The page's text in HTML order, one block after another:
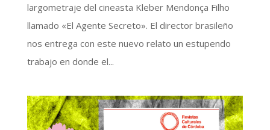
largometraje del cineasta Kleber Mendonça Filho
llamado «El Agente Secreto». El director brasileño
nos entrega con este nuevo relato un estupendo
trabajo en donde el...